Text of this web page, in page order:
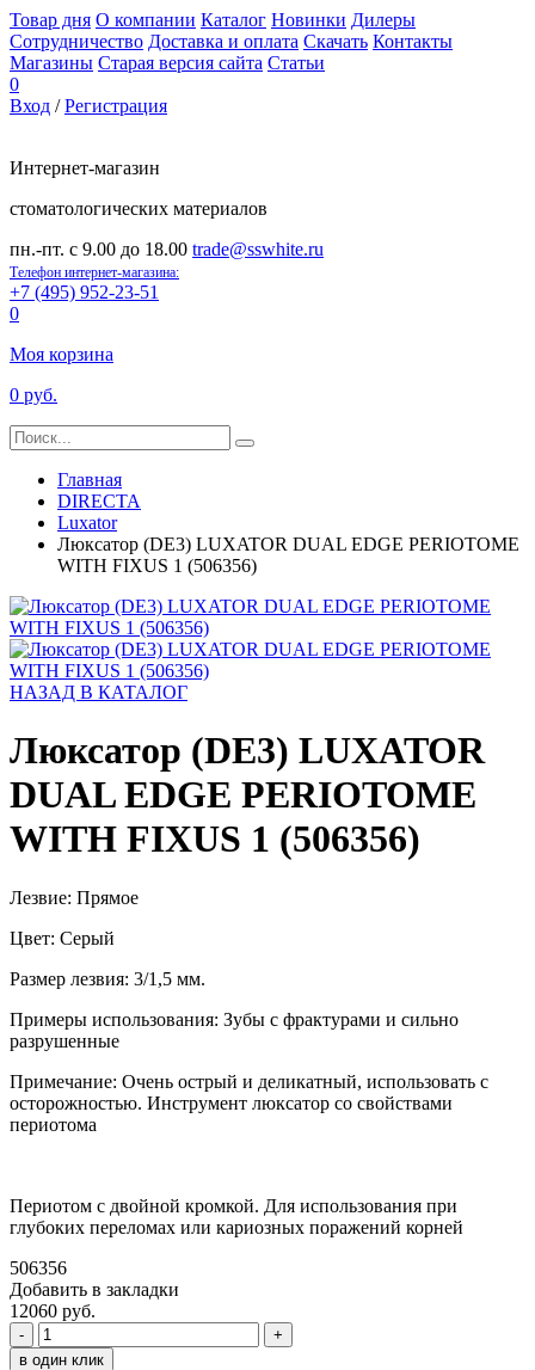
Товар дня О компании Каталог Новинки Дилеры
Сотрудничество Доставка и оплата Скачать Контакты
Магазины Старая версия сайта Статьи
0
Вход /Регистрация
Интернет-магазин
стоматологических материалов
пн.-пт. с 9.00 до 18.00 trade@sswhite.ru
Телефон интернет-магазина:
+7 (495) 952-23-51
0
Моя корзина
0 руб.
Главная
DIRECTA
Luxator
Люксатор (DE3) LUXATOR DUAL EDGE PERIOTOME
WITH FIXUS 1 (506356)
НАЗАД В КАТАЛОГ
Люксатор (DE3) LUXATOR
DUAL EDGE PERIOTOME
WITH FIXUS 1 (506356)
Лезвие: Прямое
Цвет: Серый
Размер лезвия: 3/1,5 мм.
Примеры использования: Зубы с фрактурами и сильно
разрушенные
Примечание: Очень острый и деликатный, использовать с
осторожностью. Инструмент люксатор со свойствами
периотома
Периотом с двойной кромкой. Для использования при
глубоких переломах или кариозных поражений корней
506356
Добавить в закладки
12060 руб.
-
+
в один клик